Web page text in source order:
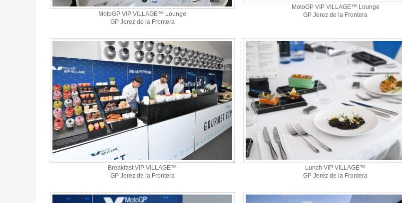
MotoGP VIP VILLAGE™ Lounge
GP Jerez de la Frontera
MotoGP VIP VILLAGE™ Lounge
GP Jerez de la Frontera
Breakfast VIP VILLAGE™
GP Jerez de la Frontera
Lunch VIP VILLAGE™
GP Jerez de la Frontera